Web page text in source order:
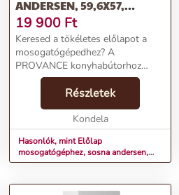
ANDERSEN, 59,6X57,
PROVANCE
19 900 Ft
Keresed a tökéletes előlapot a
mosogatógépedhez? A
PROVANCE konyhabútorhoz
készült előlap ideális választás
lesz!Termékjellemzők:Név: Előlap
mosogatógéphez, 59,6x57Anyag:
Laminált DTD/MDFSzín: Anderse...
Részletek
Kondela
Hasonlók, mint Előlap
mosogatógéphez, sosna andersen,
59,6x57, PROVANCE